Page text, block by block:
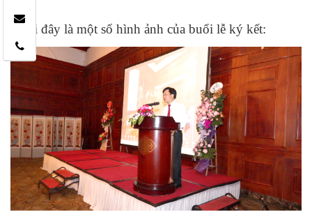
Dưới đây là một số hình ảnh của buổi lễ ký kết: